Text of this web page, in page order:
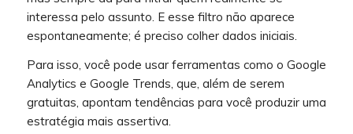
interessa pelo assunto. E esse filtro não aparece
espontaneamente; é preciso colher dados iniciais.
Para isso, você pode usar ferramentas como o Google
Analytics e Google Trends, que, além de serem
gratuitas, apontam tendências para você produzir uma
estratégia mais assertiva.